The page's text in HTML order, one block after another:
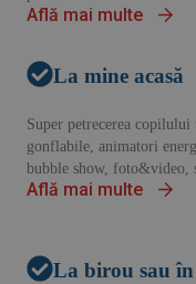
Află mai multe
La mine acasă
Super petrecerea
gonflabile, animatori
bubble show, foto&video,
Află mai multe
La birou sau